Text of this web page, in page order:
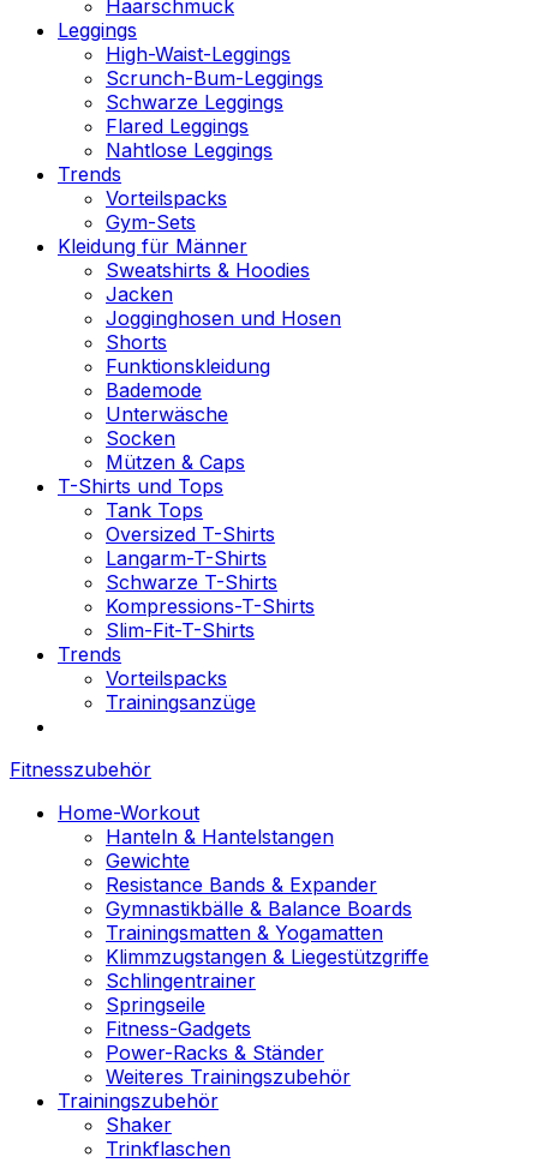
Haarschmuck
Leggings
High-Waist-Leggings
Scrunch-Bum-Leggings
Schwarze Leggings
Flared Leggings
Nahtlose Leggings
Trends
Vorteilspacks
Gym-Sets
Kleidung für Männer
Sweatshirts & Hoodies
Jacken
Jogginghosen und Hosen
Shorts
Funktionskleidung
Bademode
Unterwäsche
Socken
Mützen & Caps
T-Shirts und Tops
Tank Tops
Oversized T-Shirts
Langarm-T-Shirts
Schwarze T-Shirts
Kompressions-T-Shirts
Slim-Fit-T-Shirts
Trends
Vorteilspacks
Trainingsanzüge
Fitnesszubehör
Home-Workout
Hanteln & Hantelstangen
Gewichte
Resistance Bands & Expander
Gymnastikbälle & Balance Boards
Trainingsmatten & Yogamatten
Klimmzugstangen & Liegestützgriffe
Schlingentrainer
Springseile
Fitness-Gadgets
Power-Racks & Ständer
Weiteres Trainingszubehör
Trainingszubehör
Shaker
Trinkflaschen